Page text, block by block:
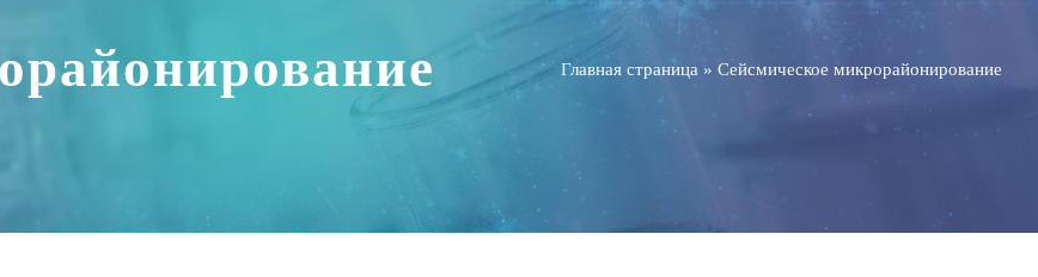
Главная страница » Сейсмическое микрорайонирование